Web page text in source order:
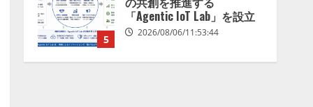
5
「Agentic IoT Lab」を設立
2026/08/06/11:53:44